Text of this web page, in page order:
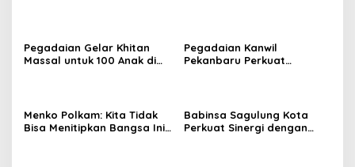
Pegadaian Gelar Khitan
Massal untuk 100 Anak di
Pegadaian Kanwil
Pekanbaru Perkuat
Sumbar, dan Kepri
Menko Polkam: Kita Tidak
Bisa Menitipkan Bangsa Ini
Babinsa Sagulung Kota
Perkuat Sinergi dengan